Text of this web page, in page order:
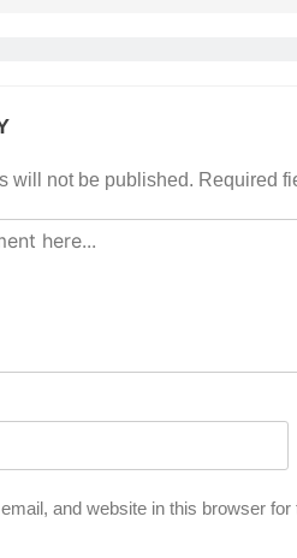
will not be published. Required
and website in this browser